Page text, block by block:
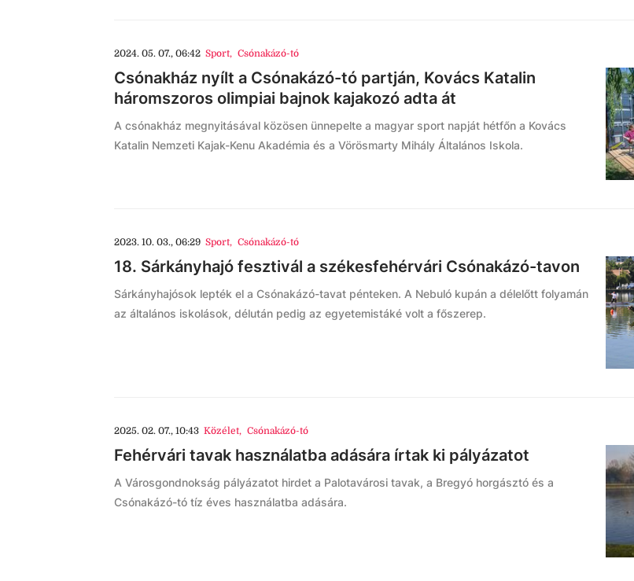
2024. 05. 07., 06:42 Sport, Csónakázó-tó
Csónakház nyílt a Csónakázó-tó partján, Kovács Katalin
háromszoros olimpiai bajnok kajakozó adta át
A csónakház megnyitásával közösen ünnepelte a magyar sport napját hétfőn a Kovács
Katalin Nemzeti Kajak-Kenu Akadémia és a Vörösmarty Mihály Általános Iskola.
2023. 10. 03., 06:29 Sport, Csónakázó-tó
18. Sárkányhajó fesztivál a székesfehérvári Csónakázó-tavon
Sárkányhajósok lepték el a Csónakázó-tavat pénteken. A Nebuló kupán a délelőtt folyamán
az általános iskolások, délután pedig az egyetemistáké volt a főszerep.
2025. 02. 07., 10:43 Közélet, Csónakázó-tó
Fehérvári tavak használatba adására írtak ki pályázatot
A Városgondnokság pályázatot hirdet a Palotavárosi tavak, a Bregyó horgásztó és a
Csónakázó-tó tíz éves használatba adására.